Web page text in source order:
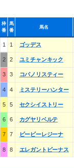
枠
番
馬
番
馬名
1 1 ゴッデス
2 2 ユミチャンキック
3 3 コパノリスティー
4 4 ミステリーハンター
5 5 セクシイストリー
6 6 カグヤリベルテ
7 7 ビービーレジーナ
8 8 エレガントビーナス